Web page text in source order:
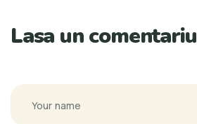
Lasa un comentariu